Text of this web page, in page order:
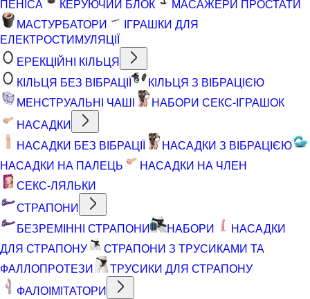
ПЕНІСА
КЕРУЮЧИЙ БЛОК
МАСАЖЕРИ ПРОСТАТИ
МАСТУРБАТОРИ
ІГРАШКИ ДЛЯ
ЕЛЕКТРОСТИМУЛЯЦІЇ
ЕРЕКЦІЙНІ КІЛЬЦЯ
КІЛЬЦЯ БЕЗ ВІБРАЦІЇ
КІЛЬЦЯ З ВІБРАЦІЄЮ
МЕНСТРУАЛЬНІ ЧАШІ
НАБОРИ СЕКС-ІГРАШОК
НАСАДКИ
НАСАДКИ БЕЗ ВІБРАЦІЇ
НАСАДКИ З ВІБРАЦІЄЮ
НАСАДКИ НА ПАЛЕЦЬ
НАСАДКИ НА ЧЛЕН
СЕКС-ЛЯЛЬКИ
СТРАПОНИ
БЕЗРЕМІННІ СТРАПОНИ
НАБОРИ
НАСАДКИ
ДЛЯ СТРАПОНУ
СТРАПОНИ З ТРУСИКАМИ ТА
ФАЛЛОПРОТЕЗИ
ТРУСИКИ ДЛЯ СТРАПОНУ
ФАЛОІМІТАТОРИ